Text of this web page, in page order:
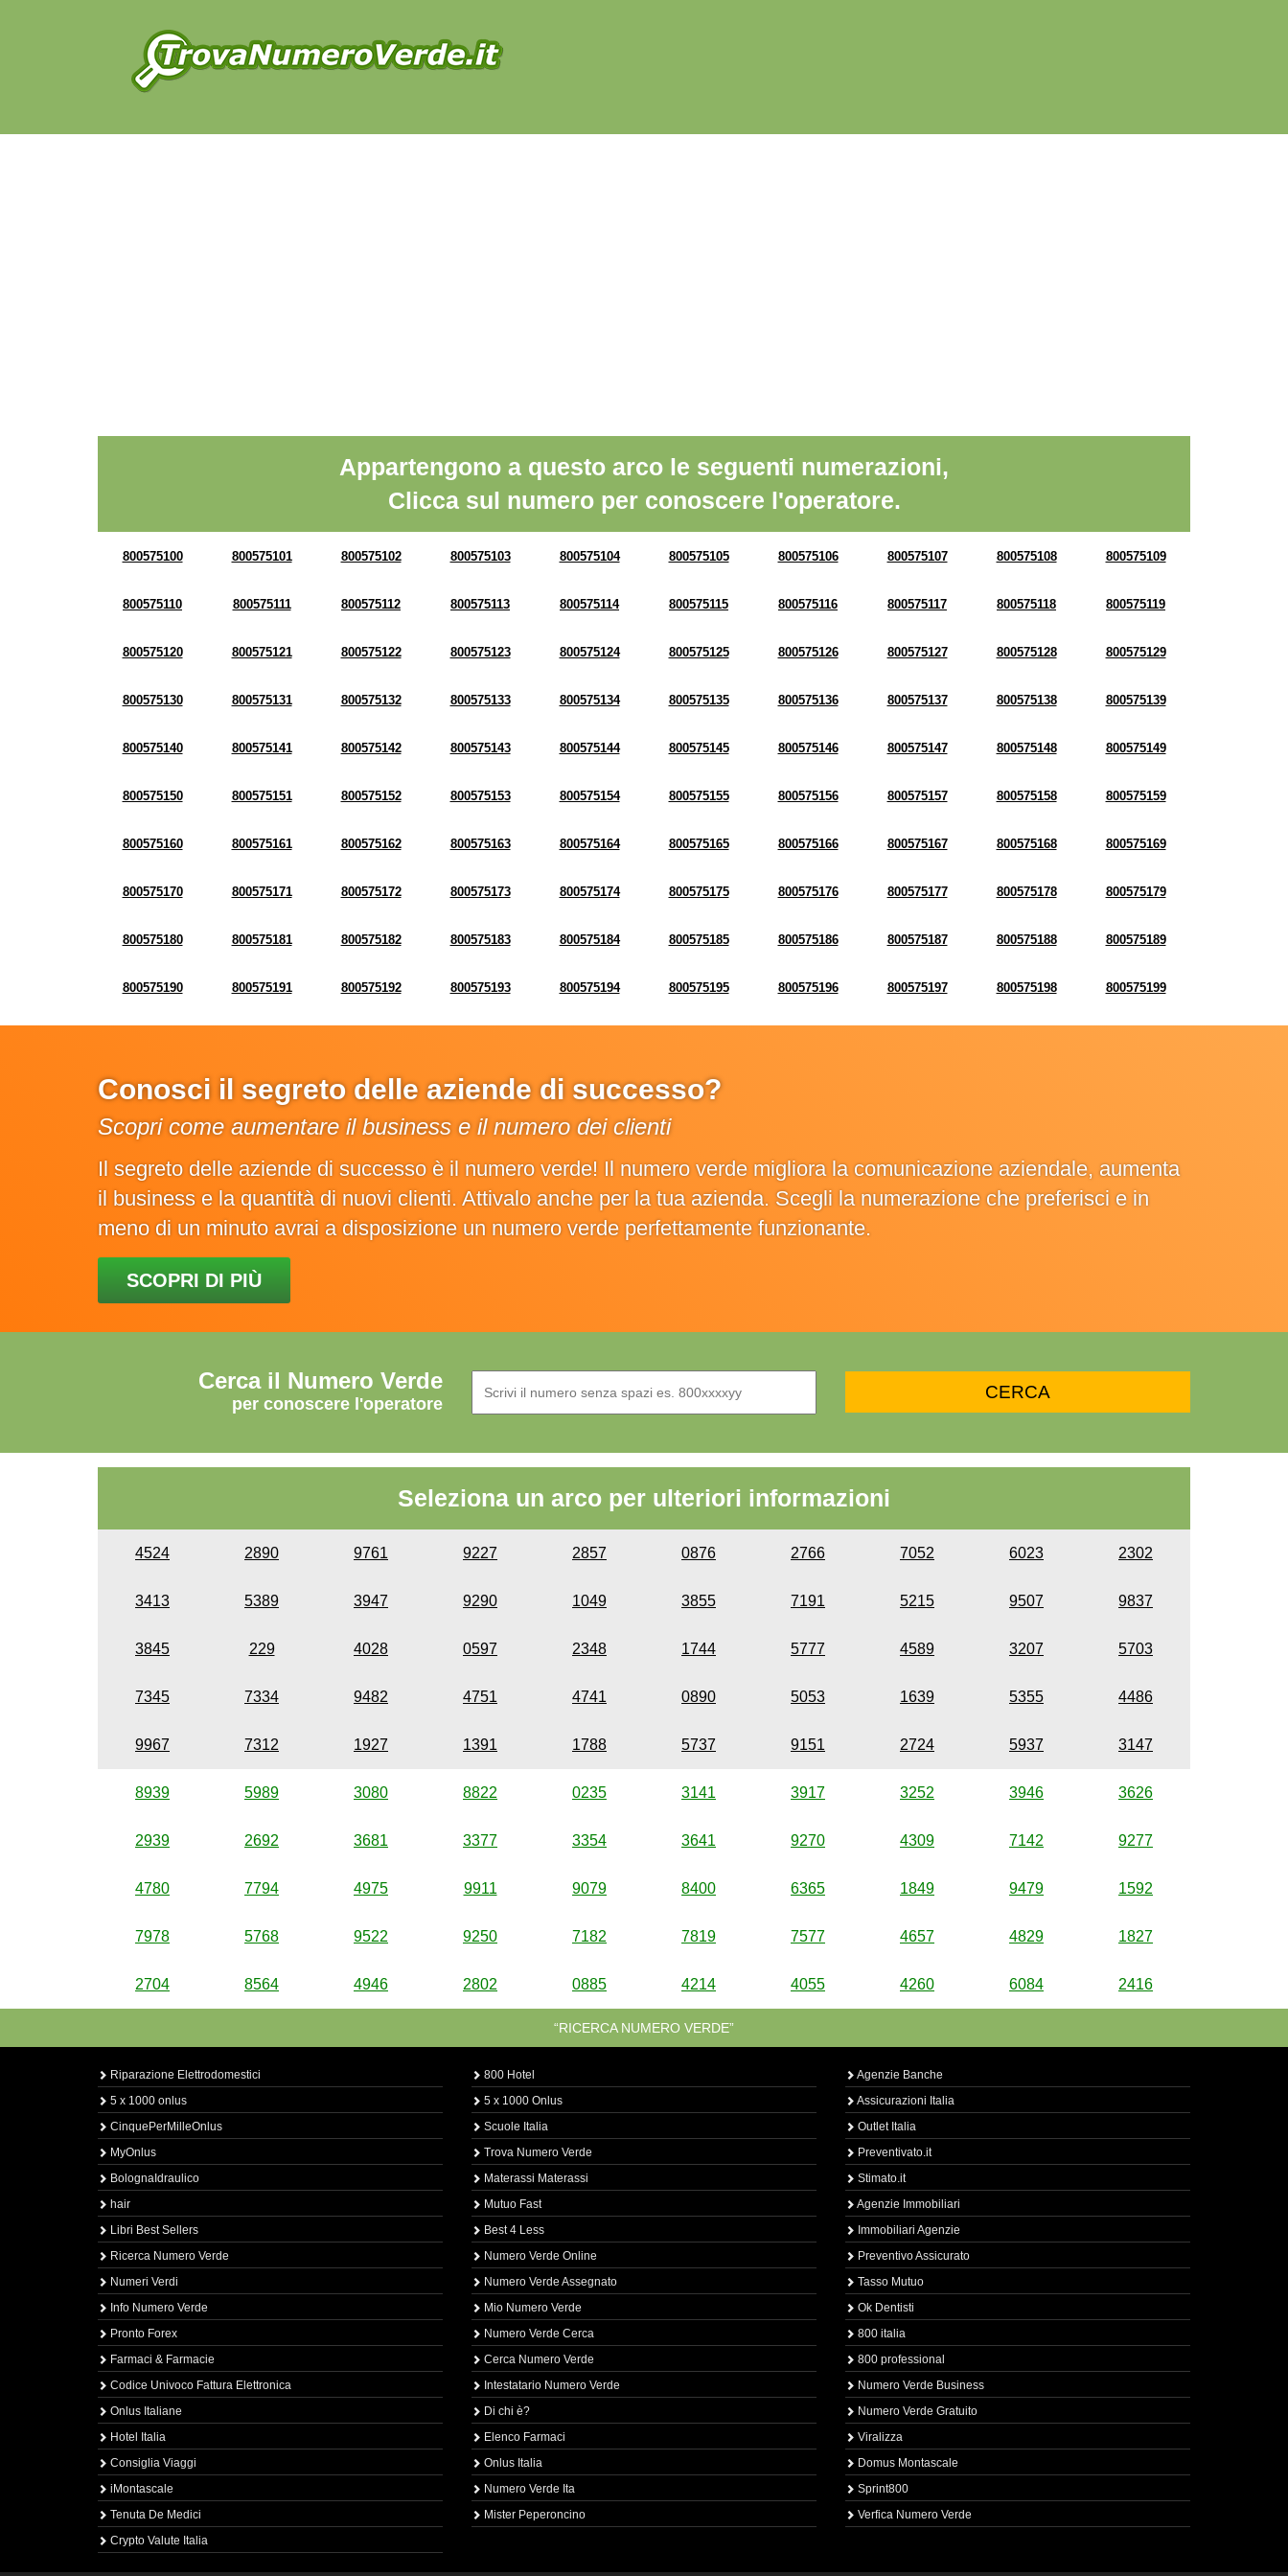
Appartengono a questo arco le seguenti numerazioni,
Clicca sul numero per conoscere l'operatore.
800575100 800575101 800575102 800575103 800575104 800575105 800575106 800575107 800575108 800575109
800575110 800575111 800575112 800575113 800575114 800575115 800575116 800575117 800575118 800575119
800575120 800575121 800575122 800575123 800575124 800575125 800575126 800575127 800575128 800575129
800575130 800575131 800575132 800575133 800575134 800575135 800575136 800575137 800575138 800575139
800575140 800575141 800575142 800575143 800575144 800575145 800575146 800575147 800575148 800575149
800575150 800575151 800575152 800575153 800575154 800575155 800575156 800575157 800575158 800575159
800575160 800575161 800575162 800575163 800575164 800575165 800575166 800575167 800575168 800575169
800575170 800575171 800575172 800575173 800575174 800575175 800575176 800575177 800575178 800575179
800575180 800575181 800575182 800575183 800575184 800575185 800575186 800575187 800575188 800575189
800575190 800575191 800575192 800575193 800575194 800575195 800575196 800575197 800575198 800575199
Conosci il segreto delle aziende di successo?
Scopri come aumentare il business e il numero dei clienti
Il segreto delle aziende di successo è il numero verde! Il numero verde migliora la comunicazione aziendale, aumenta
il business e la quantità di nuovi clienti. Attivalo anche per la tua azienda. Scegli la numerazione che preferisci e in
meno di un minuto avrai a disposizione un numero verde perfettamente funzionante.
SCOPRI DI PIÙ
Cerca il Numero Verde
per conoscere l'operatore
Seleziona un arco per ulteriori informazioni
4524 2890 9761 9227 2857 0876 2766 7052 6023 2302
3413 5389 3947 9290 1049 3855 7191 5215 9507 9837
3845 229 4028 0597 2348 1744 5777 4589 3207 5703
7345 7334 9482 4751 4741 0890 5053 1639 5355 4486
9967 7312 1927 1391 1788 5737 9151 2724 5937 3147
8939 5989 3080 8822 0235 3141 3917 3252 3946 3626
2939 2692 3681 3377 3354 3641 9270 4309 7142 9277
4780 7794 4975 9911 9079 8400 6365 1849 9479 1592
7978 5768 9522 9250 7182 7819 7577 4657 4829 1827
2704 8564 4946 2802 0885 4214 4055 4260 6084 2416
“RICERCA NUMERO VERDE”
Riparazione Elettrodomestici
5 x 1000 onlus
CinquePerMilleOnlus
MyOnlus
BolognaIdraulico
hair
Libri Best Sellers
Ricerca Numero Verde
Numeri Verdi
Info Numero Verde
Pronto Forex
Farmaci & Farmacie
Codice Univoco Fattura Elettronica
Onlus Italiane
Hotel Italia
Consiglia Viaggi
iMontascale
Tenuta De Medici
Crypto Valute Italia
800 Hotel
5 x 1000 Onlus
Scuole Italia
Trova Numero Verde
Materassi Materassi
Mutuo Fast
Best 4 Less
Numero Verde Online
Numero Verde Assegnato
Mio Numero Verde
Numero Verde Cerca
Cerca Numero Verde
Intestatario Numero Verde
Di chi è?
Elenco Farmaci
Onlus Italia
Numero Verde Ita
Mister Peperoncino
Agenzie Banche
Assicurazioni Italia
Outlet Italia
Preventivato.it
Stimato.it
Agenzie Immobiliari
Immobiliari Agenzie
Preventivo Assicurato
Tasso Mutuo
Ok Dentisti
800 italia
800 professional
Numero Verde Business
Numero Verde Gratuito
Viralizza
Domus Montascale
Sprint800
Verfica Numero Verde